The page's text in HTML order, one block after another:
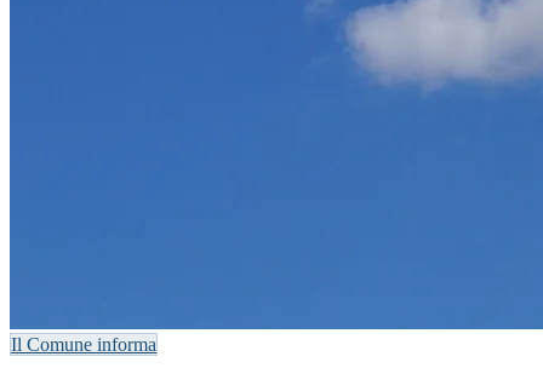
Il Comune informa